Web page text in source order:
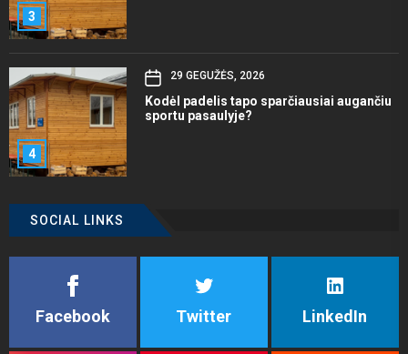
3
4
29 GEGUŽĖS, 2026
Kodėl padelis tapo sparčiausiai augančiu
sportu pasaulyje?
SOCIAL LINKS
Facebook Twitter LinkedIn